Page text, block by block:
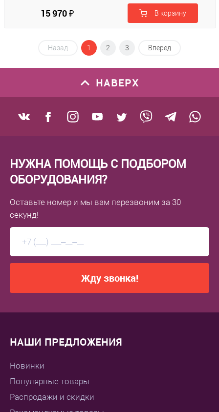
15 970 ₽ В корзину
Назад 1 2 3 Вперед
НАВЕРХ
НУЖНА ПОМОЩЬ С ПОДБОРОМ
ОБОРУДОВАНИЯ?
Оставьте номер и мы вам перезвоним за 30
секунд!
Жду звонка!
НАШИ ПРЕДЛОЖЕНИЯ
Новинки
Популярные товары
Распродажи и скидки